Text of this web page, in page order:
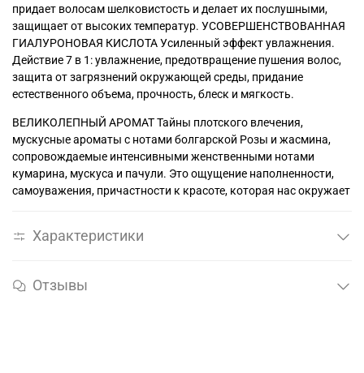
придает волосам шелковистость и делает их послушными,
защищает от высоких температур. УСОВЕРШЕНСТВОВАННАЯ
ГИАЛУРОНОВАЯ КИСЛОТА Усиленный эффект увлажнения.
Действие 7 в 1: увлажнение, предотвращение пушения волос,
защита от загрязнений окружающей среды, придание
естественного объема, прочность, блеск и мягкость.
ВЕЛИКОЛЕПНЫЙ АРОМАТ Тайны плотского влечения,
мускусные ароматы с нотами болгарской Розы и жасмина,
сопровождаемые интенсивными женственными нотами
кумарина, мускуса и пачули. Это ощущение наполненности,
самоуважения, причастности к красоте, которая нас окружает
Характеристики
Отзывы